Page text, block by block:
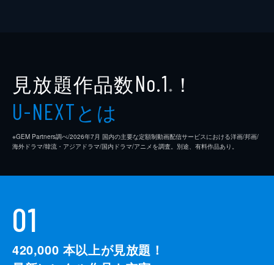
見放題作品数No.1 ※ ！
U-NEXTとは
※GEM Partners調べ/2026年7⽉ 国内の主要な定額制動画配信サービスにおける洋画/邦画/
海外ドラマ/韓流・アジアドラマ/国内ドラマ/アニメを調査。別途、有料作品あり。
01
420,000 本以上が見放題！